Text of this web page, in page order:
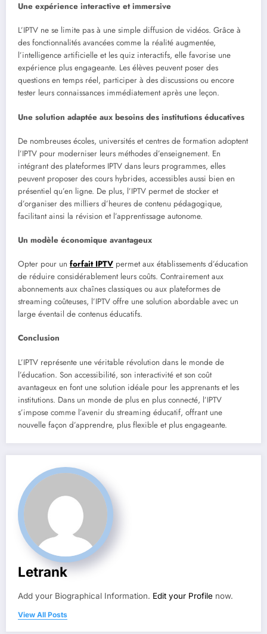
Une expérience interactive et immersive
L’IPTV ne se limite pas à une simple diffusion de vidéos. Grâce à
des fonctionnalités avancées comme la réalité augmentée,
l’intelligence artificielle et les quiz interactifs, elle favorise une
expérience plus engageante. Les élèves peuvent poser des
questions en temps réel, participer à des discussions ou encore
tester leurs connaissances immédiatement après une leçon.
Une solution adaptée aux besoins des institutions éducatives
De nombreuses écoles, universités et centres de formation adoptent
l’IPTV pour moderniser leurs méthodes d’enseignement. En
intégrant des plateformes IPTV dans leurs programmes, elles
peuvent proposer des cours hybrides, accessibles aussi bien en
présentiel qu’en ligne. De plus, l’IPTV permet de stocker et
d’organiser des milliers d’heures de contenu pédagogique,
facilitant ainsi la révision et l’apprentissage autonome.
Un modèle économique avantageux
Opter pour un forfait IPTV permet aux établissements d’éducation
de réduire considérablement leurs coûts. Contrairement aux
abonnements aux chaînes classiques ou aux plateformes de
streaming coûteuses, l’IPTV offre une solution abordable avec un
large éventail de contenus éducatifs.
Conclusion
L’IPTV représente une véritable révolution dans le monde de
l’éducation. Son accessibilité, son interactivité et son coût
avantageux en font une solution idéale pour les apprenants et les
institutions. Dans un monde de plus en plus connecté, l’IPTV
s’impose comme l’avenir du streaming éducatif, offrant une
nouvelle façon d’apprendre, plus flexible et plus engageante.
Letrank
Add your Biographical Information. Edit your Profile now.
View All Posts